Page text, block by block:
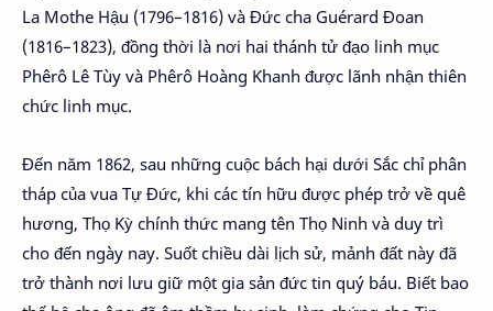
La Mothe Hậu (1796–1816) và Đức cha Guérard Đoan
(1816–1823), đồng thời là nơi hai thánh tử đạo linh mục
Phêrô Lê Tùy và Phêrô Hoàng Khanh được lãnh nhận thiên
chức linh mục.
Đến năm 1862, sau những cuộc bách hại dưới Sắc chỉ phân
tháp của vua Tự Đức, khi các tín hữu được phép trở về quê
hương, Thọ Kỳ chính thức mang tên Thọ Ninh và duy trì
cho đến ngày nay. Suốt chiều dài lịch sử, mảnh đất này đã
trở thành nơi lưu giữ một gia sản đức tin quý báu. Biết bao